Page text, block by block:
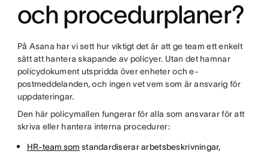
och procedurplaner?
På Asana har vi sett hur viktigt det är att ge team ett enkelt
sätt att hantera skapande av policyer. Utan det hamnar
policydokument utspridda över enheter och e-
postmeddelanden, och ingen vet vem som är ansvarig för
uppdateringar.
Den här policymallen fungerar för alla som ansvarar för att
skriva eller hantera interna procedurer:
HR-team som standardiserar arbetsbeskrivningar,